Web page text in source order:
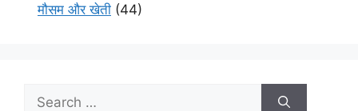
मौसम और खेती (44)